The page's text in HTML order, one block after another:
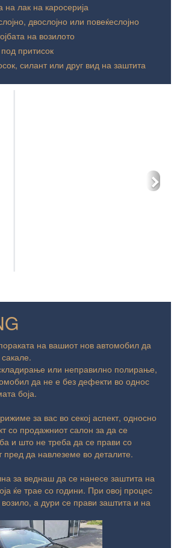
на лак на каросерија
двослојно или повеќеслојно
на возилото
притисок
силант или друг вид на заштита
на вашиот нов автомобил да
или неправилно полирање,
да не е без дефекти во однос
боја.
за вас во секој аспект, односно
со продажниот салон за да се
и што не треба да се прави со
пред да навлеземе во деталите.
за веднаш да се нанесе заштита на
ќе трае со години. При овој процес
а дури се прави заштита и на